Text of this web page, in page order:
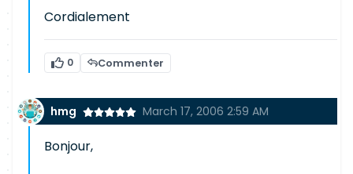
Cordialement
0 Commenter
hmg March 17, 2006 2:59 AM
Bonjour,